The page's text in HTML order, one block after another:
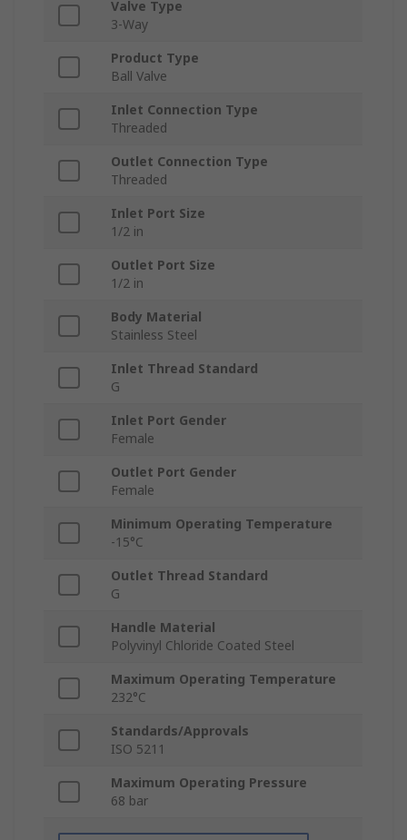
Valve Type
3-Way
Product Type
Ball Valve
Inlet Connection Type
Threaded
Outlet Connection Type
Threaded
Inlet Port Size
1/2 in
Outlet Port Size
1/2 in
Body Material
Stainless Steel
Inlet Thread Standard
G
Inlet Port Gender
Female
Outlet Port Gender
Female
Minimum Operating Temperature
-15°C
Outlet Thread Standard
G
Handle Material
Polyvinyl Chloride Coated Steel
Maximum Operating Temperature
232°C
Standards/Approvals
ISO 5211
Maximum Operating Pressure
68 bar